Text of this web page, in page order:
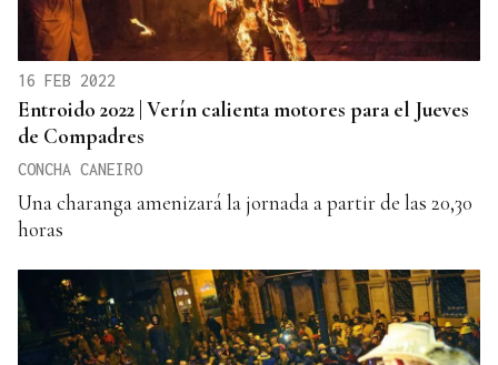
16 FEB 2022
Entroido 2022 | Verín calienta motores para el Jueves
de Compadres
CONCHA CANEIRO
Una charanga amenizará la jornada a partir de las 20,30
horas